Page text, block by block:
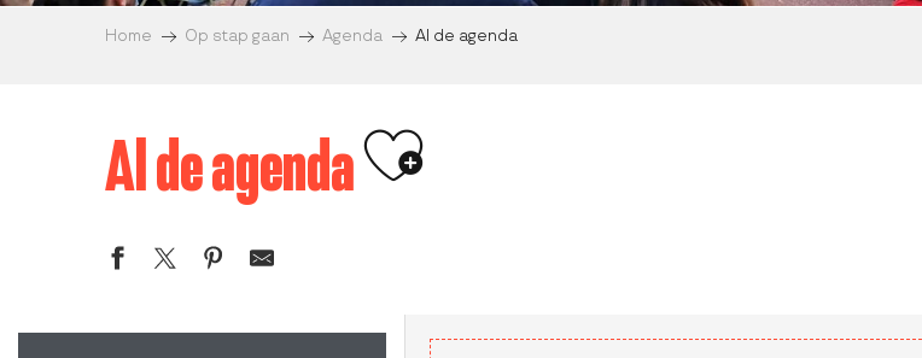
Home Op stap gaan Agenda Al de agenda
Al de agendaAjouter aux favoris